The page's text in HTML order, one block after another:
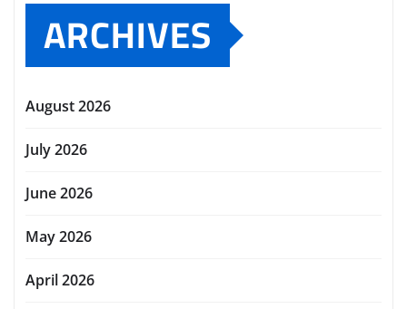
ARCHIVES
August 2026
July 2026
June 2026
May 2026
April 2026